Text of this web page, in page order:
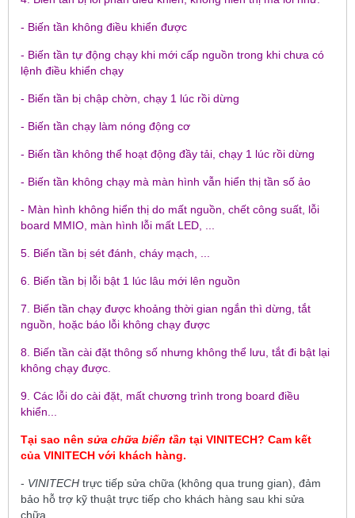
- Biến tần không điều khiển được
- Biến tần tự động chạy khi mới cấp nguồn trong khi chưa có
lệnh điều khiển chạy
- Biến tần bị chập chờn, chạy 1 lúc rồi dừng
- Biến tần chạy làm nóng động cơ
- Biến tần không thể hoạt động đầy tải, chạy 1 lúc rồi dừng
- Biến tần không chạy mà màn hình vẫn hiển thị tần số ảo
- Màn hình không hiển thị do mất nguồn, chết công suất, lỗi
board MMIO, màn hình lỗi mất LED, ...
5. Biến tần bị sét đánh, cháy mạch, ...
6. Biến tần bị lỗi bật 1 lúc lâu mới lên nguồn
7. Biến tần chạy được khoảng thời gian ngắn thì dừng, tắt
nguồn, hoặc báo lỗi không chạy được
8. Biến tần cài đặt thông số nhưng không thể lưu, tắt đi bật lại
không chạy được.
9. Các lỗi do cài đặt, mất chương trình trong board điều
khiển...
Tại sao nên sửa chữa biến tần tại VINITECH? Cam kết
của VINITECH với khách hàng.
- VINITECH trực tiếp sửa chữa (không qua trung gian), đảm
bảo hỗ trợ kỹ thuật trực tiếp cho khách hàng sau khi sửa
chữa.